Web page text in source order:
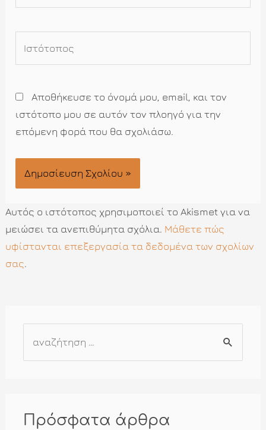
Αποθήκευσε το όνομά μου, email, και τον
ιστότοπο μου σε αυτόν τον πλοηγό για την
επόμενη φορά που θα σχολιάσω.
Αυτός ο ιστότοπος χρησιμοποιεί το Akismet για να
μειώσει τα ανεπιθύμητα σχόλια. Μάθετε πώς
υφίστανται επεξεργασία τα δεδομένα των σχολίων
σας.
ή
Πρόσφατα άρθρα